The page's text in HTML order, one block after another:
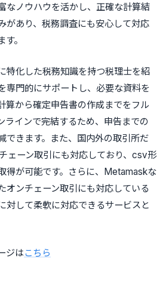
なノウハウを活かし、正確な計算結
があり、税務調査にも安心して対応
。
特化した税務知識を持つ税理士を紹
専門的にサポートし、必要な資料を
算から確定申告書の作成までをフル
ラインで完結するため、申告までの
できます。また、国内外の取引所だ
ェーン取引にも対応しており、csv形
得が可能です。さらに、Metamaskな
オンチェーン取引にも対応している
対して柔軟に対応できるサービスと
ジはこちら